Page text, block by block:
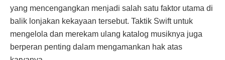
yang mencengangkan menjadi salah satu faktor utama di
balik lonjakan kekayaan tersebut. Taktik Swift untuk
mengelola dan merekam ulang katalog musiknya juga
berperan penting dalam mengamankan hak atas